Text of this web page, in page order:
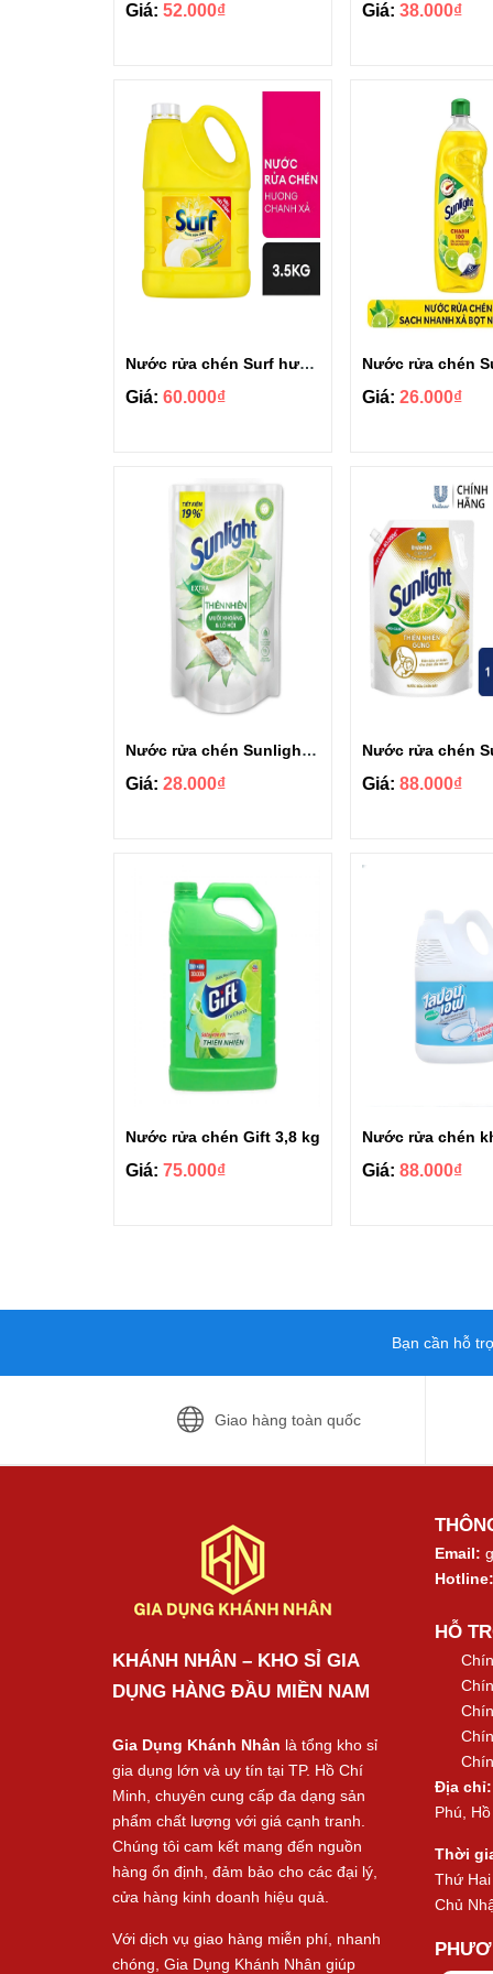
Giá: 52.000₫ Giá:38.000₫
Nước rửa chén Surf hương chanh sả can 3.5kg
Giá: 60.000₫ Giá:26.000₫
Nước rửa chén Sunlight thiên nhiên túi 720g
Giá: 28.000₫ Giá:88.000₫
Nước rửa chén Gift 3,8 kg
Giá: 75.000₫ Giá:88.000₫
Bạn cần hỗ
Giao hàng toàn quốc
KHÁNH NHÂN – KHO SỈ GIA
DỤNG HÀNG ĐẦU MIỀN NAM
Gia Dụng Khánh Nhân là tổng kho sỉ
gia dụng lớn và uy tín tại TP. Hồ Chí
Minh, chuyên cung cấp đa dạng sản
phẩm chất lượng với giá cạnh tranh.
Chúng tôi cam kết mang đến nguồn
hàng ổn định, đảm bảo cho các đại lý,
cửa hàng kinh doanh hiệu quả.
Với dịch vụ giao hàng miễn phí, nhanh
chóng, Gia Dụng Khánh Nhân giúp
Email:
Hotline:
HỖ
Địa chỉ:
Phú,
Thời
Thứ
Chủ